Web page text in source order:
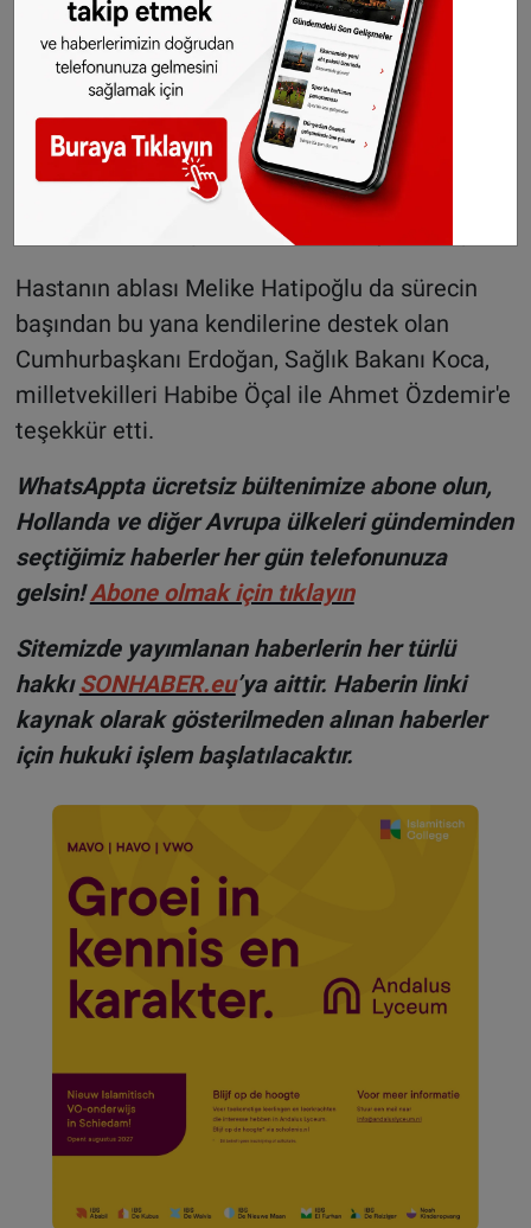
Türkiye'den yardım talebinde bulunduklarını
anlatan Hatipoğlu, "Cumhurbaşkanımız, Sağlık
Bakanımız, milletvekillerimiz bize destek verdi.
Türkiye'den yardım talebinde bulunduktan
sonra ambulans uçak gönderdiler. Kardeşimin
tedavisi İstanbul'da başladı. İstanbul'dan sonra
memleketimize gelmek istedik." diye konuştu.
Hastanın ablası Melike Hatipoğlu da sürecin
başından bu yana kendilerine destek olan
Cumhurbaşkanı Erdoğan, Sağlık Bakanı Koca,
milletvekilleri Habibe Öçal ile Ahmet Özdemir'e
teşekkür etti.
WhatsAppta ücretsiz bültenimize abone olun,
Hollanda ve diğer Avrupa ülkeleri gündeminden
seçtiğimiz haberler her gün telefonunuza
gelsin!Abone olmak için tıklayın
Sitemizde yayımlanan haberlerin her türlü
hakkıSONHABER.eu’ya aittir. Haberin linki
kaynak olarak gösterilmeden alınan haberler
için hukuki işlem başlatılacaktır.